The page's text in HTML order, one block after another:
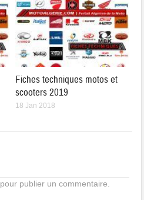
Fiches techniques motos et
scooters 2019
18 Jan 2018
pour publier un commentaire.